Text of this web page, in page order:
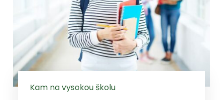
Kam na vysokou školu